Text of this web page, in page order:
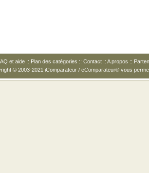
et aide :: Plan des catégories :: Contact :: A propos ::
© 2003-2021 iComparateur / eComparateur® vous